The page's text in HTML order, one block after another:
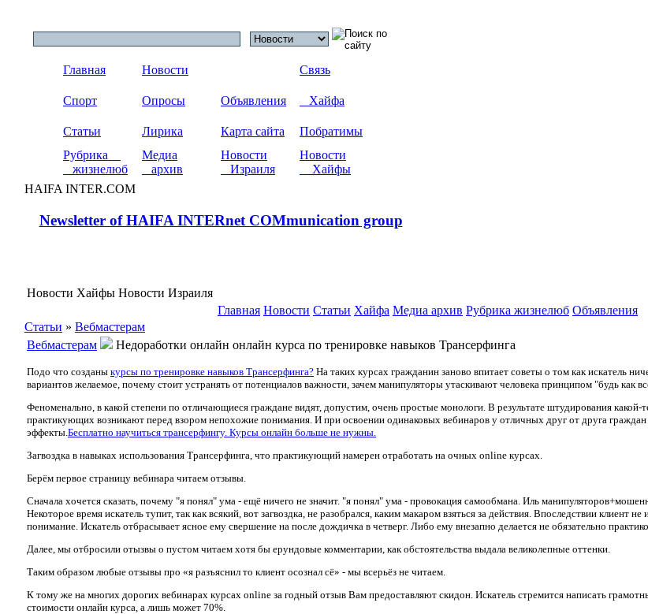
Главная Новости Связь
Спорт Опросы Объявления Хайфа
Статьи Лирика Карта сайта
Побратимы
Рубрика
жизнелюб
Медиа
архив
Новости
Израиля
Новости
Хайфы
HAIFA INTER.COM
Newsletter of HAIFA INTERnet COMmunication group
Новости Хайфы Новости Израиля
Главная Новости Статьи Хайфа Медиа архив Рубрика жизнелюб Объявления
Статьи » Вебмастерам
Вебмастерам
Недоработки онлайн онлайн курса по тренировке навыков Трансерфинга
Подо что созданы курсы по тренировке навыков Трансерфинга? На таких курсах гражданин заново впитает советы о том как искатель
вариантов желаемое, почему стоит устранять от потенциалов важности, зачем манипуляторы утаскивают человека принципом "будь как
Феноменально, в какой степени по отличающиеся граждане видят, допустим, очень простые монологи. В результате штудирования
практикующих возникают перед взором непохожие понимания. И при освоении одинаковых вебинаров у отличных друг от друга
эффекты.Бесплатно научиться трансерфингу. Курсы онлайн больше не нужны.
Загвоздка в навыках использования Трансерфинга, что практикующий намерен отработать на очных online курсах.
Берём первое страницу вебинара читаем отзывы.
Сначала хочется сказать, почему "я понял" ума - ещё ничего не значит. "я понял" ума - провокация самообмана. Иль
Некоторое время искатель тупит, так как всякий, вот загвоздка, не разобрался, каким макаром взяться за действия. Впоследствии клиент
понимание. Искатель отбрасывает ясное ему свершение на после дождичка в четверг. Либо ему внезапно делается не обязательно
Далее, мы отбросили отызвы о пустом читаем хотя бы ерундовые комментарии, как обстоятельства выдала великолепные оттенки.
Таким образом любые отзывы про «я разъяснил тo клиент осознал сё» - мы всерьёз не читаем.
К тому же на многих дорогих вебинарах курсах online за годный отзыв Вам предоставляют скидон. Искатель стремится написать
стоимости онлайн курса, а лишь может 70%.